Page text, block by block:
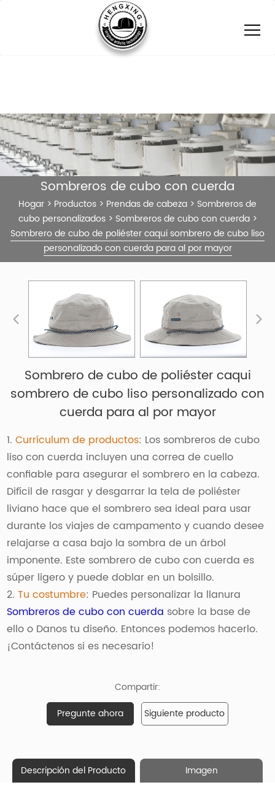
Sombreros de cubo con cuerda
Hogar > Productos > Prendas de cabeza > Sombreros de
cubo personalizados> Sombreros de cubo con cuerda>
Sombrero de cubo de poliéster caqui sombrero de cubo liso
personalizado con cuerda para al por mayor
Sombrero de cubo de poliéster caqui
sombrero de cubo liso personalizado con
cuerda para al por mayor
1.Currículum de productos: Los sombreros de cubo
liso con cuerda incluyen una correa de cuello
confiable para asegurar el sombrero en la cabeza.
Difícil de rasgar y desgarrar la tela de poliéster
liviano hace que el sombrero sea ideal para usar
durante los viajes de campamento y cuando desee
relajarse a casa bajo la sombra de un árbol
imponente. Este sombrero de cubo con cuerda es
súper ligero y puede doblar en un bolsillo.
2.Tu costumbre: Puedes personalizar la llanura
Sombreros de cubo con cuerda sobre la base de
ello o Danos tu diseño. Entonces podemos hacerlo.
¡Contáctenos si es necesario!
Compartir:
Pregunte ahora
Siguiente producto
Descripción del Producto Imagen